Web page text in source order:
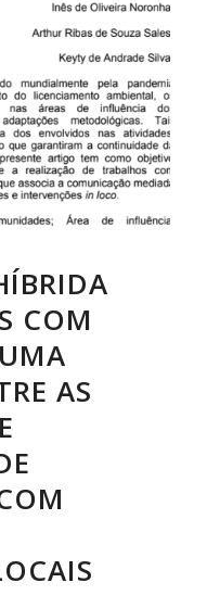
COM
AS